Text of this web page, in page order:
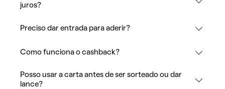
juros?
Preciso dar entrada para aderir?
Como funciona o cashback?
Posso usar a carta antes de ser sorteado ou dar
lance?